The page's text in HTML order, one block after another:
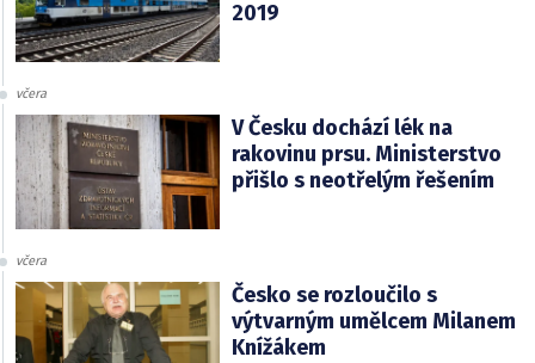
2019
včera
V Česku dochází lék na
rakovinu prsu. Ministerstvo
přišlo s neotřelým řešením
včera
Česko se rozloučilo s
výtvarným umělcem Milanem
Knížákem